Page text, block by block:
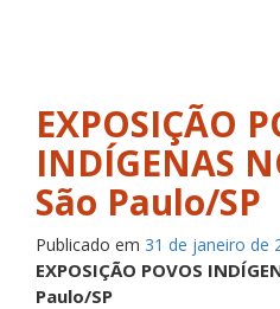
EXPOSIÇÃO
INDÍGENAS
São Paulo/SP
Publicado em 31 de janeiro de
EXPOSIÇÃO POVOS
Paulo/SP